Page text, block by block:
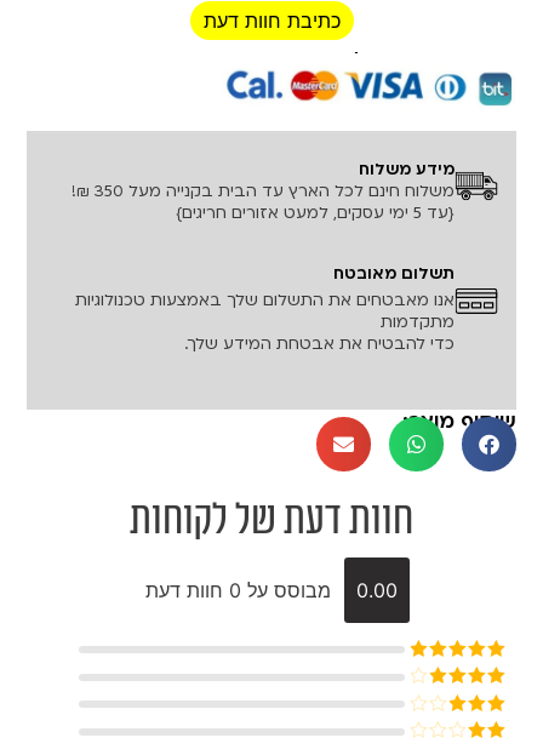
כתיבת חוות דעת
רכישה מאובטחת!
מידע משלוח
משלוח חינם לכל הארץ עד הבית בקנייה מעל 350 ₪!
{עד 5 ימי עסקים, למעט אזורים חריגים}
תשלום מאובטח
אנו מאבטחים את התשלום שלך באמצעות טכנולוגיות
מתקדמות
כדי להבטיח את אבטחת המידע שלך.
שיתוף מוצר:
חוות דעת של לקוחות
0.00 מבוסס על 0 חוות דעת
דורג5מתוך
דורג4
מתוך 5
דורג3